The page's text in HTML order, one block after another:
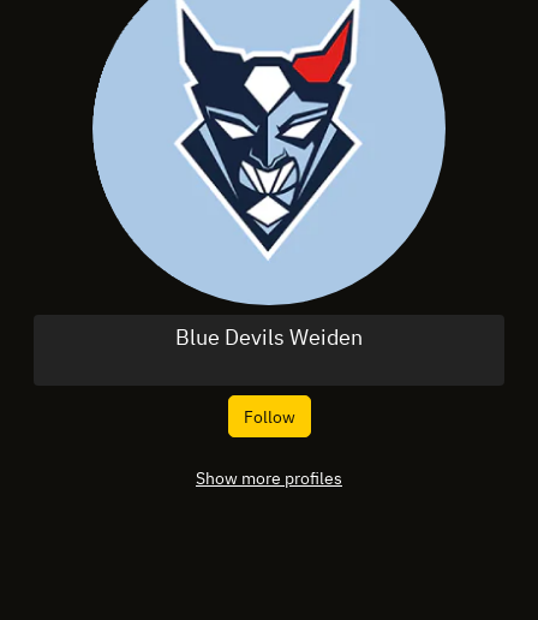
Blue Devils Weiden
Follow
Show more profiles